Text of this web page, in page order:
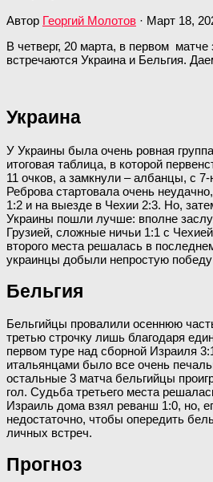
Автор Георгий Молотов · Март 18,
В четверг, 20 марта, в первом матче
встречаются Украина и Бельгия.
Украина
У Украины была очень ровная
итоговая таблица, в которой
11 очков, а замкнули – албанцы, с
Реброва стартовала очень
1:2 и на выезде в Чехии 2:3. Но,
Украины пошли лучше: вполне
Грузией, сложные ничьи 1:1 с
второго места решалась в
украинцы добыли непростую
Бельгия
Бельгийцы провалили осеннюю
третью строчку лишь благодаря
первом туре над сборной Израиля
итальянцами было все очень
остальные 3 матча бельгийцы
гол. Судьба третьего места
Израиль дома взял реванш 1:0, но,
недостаточно, чтобы опередить
личных встреч.
Прогноз